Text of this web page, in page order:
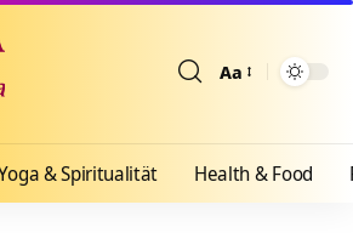
Aa
& Spiritualität Health & Food